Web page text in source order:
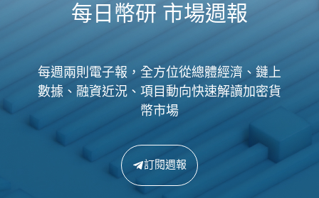
每日幣研 市場週報
每週兩則電子報，全方位從總體經濟、鏈上
數據、融資近況、項目動向快速解讀加密貨
幣市場
訂閱週報